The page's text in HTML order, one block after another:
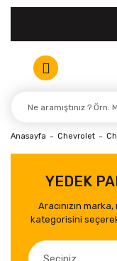
Anasayfa Chevrolet
YEDEK
Aracınızın
kategorisini seçerek